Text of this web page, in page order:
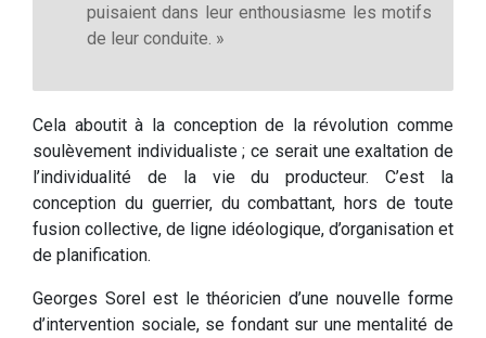
puisaient dans leur enthousiasme les motifs
de leur conduite. »
Cela aboutit à la conception de la révolution comme
soulèvement individualiste ; ce serait une exaltation de
l’individualité de la vie du producteur. C’est la
conception du guerrier, du combattant, hors de toute
fusion collective, de ligne idéologique, d’organisation et
de planification.
Georges Sorel est le théoricien d’une nouvelle forme
d’intervention sociale, se fondant sur une mentalité de